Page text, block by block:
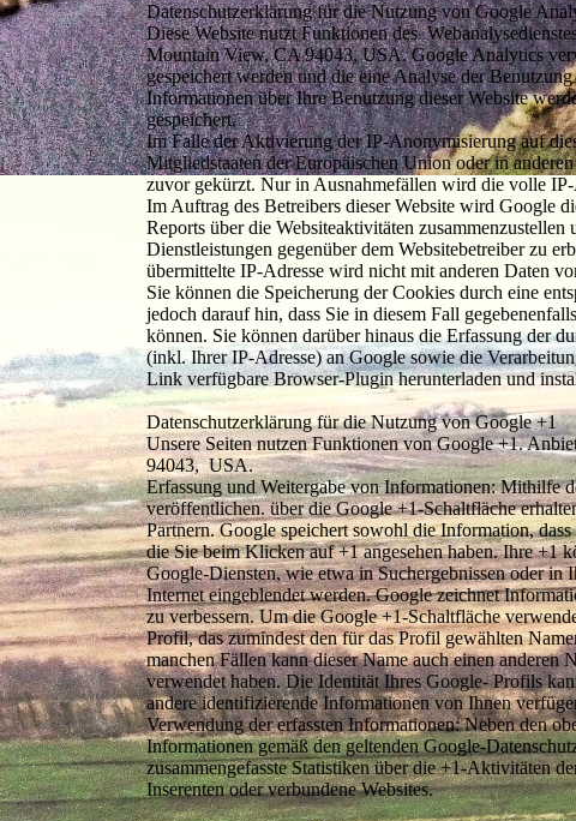
Datenschutzerklärung für die Nutzung von Google
Diese Website nutzt Funktionen des
Mountain View, CA 94043, USA. Google Analytics
gespeichert werden und die eine Analyse der
Informationen über Ihre Benutzung dieser Website
gespeichert.
Im Falle der Aktivierung der IP-Anonymisierung auf
Mitgliedstaaten der Europäischen Union oder in
zuvor gekürzt. Nur in Ausnahmefällen wird die volle
Im Auftrag des Betreibers dieser Website wird Google
Reports über die Websiteaktivitäten
Dienstleistungen gegenüber dem Websitebetreiber zu
übermittelte IP-Adresse wird nicht mit anderen Daten
Sie können die Speicherung der Cookies durch eine
jedoch darauf hin, dass Sie in diesem Fall
können. Sie können darüber hinaus die Erfassung der
(inkl. Ihrer IP-Adresse) an Google sowie die
Link verfügbare Browser-Plugin herunterladen und
Datenschutzerklärung für die Nutzung von Google +1
Unsere Seiten nutzen Funktionen von Google +1.
94043, USA.
Erfassung und Weitergabe von Informationen: Mithilfe
veröffentlichen. über die Google +1-Schaltfläche
Partnern. Google speichert sowohl die Information,
die Sie beim Klicken auf +1 angesehen haben. Ihre +1
Google-Diensten, wie etwa in Suchergebnissen oder
Internet eingeblendet werden. Google zeichnet
zu verbessern. Um die Google +1-Schaltfläche
Profil, das zumindest den für das Profil gewählten
manchen Fällen kann dieser Name auch einen
verwendet haben. Die Identität Ihres Google- Profils
andere identifizierende Informationen von Ihnen
Verwendung der erfassten Informationen: Neben den
Informationen gemäß den geltenden Google-
zusammengefasste Statistiken über die +1-Aktivitäten
Inserenten oder verbundene Websites.